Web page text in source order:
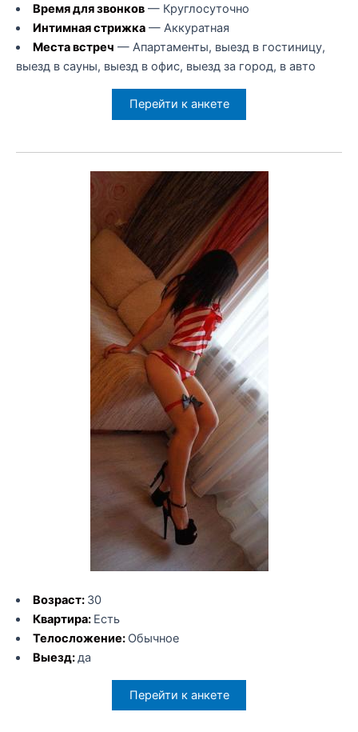
Время для звонков— Круглосуточно
Интимная стрижка— Аккуратная
Места встреч — Апартаменты, выезд в гостиницу,
выезд в сауны, выезд в офис, выезд за город, в авто
Перейти к анкете
Возраст: 30
Квартира: Есть
Телосложение: Обычное
Выезд:да
Перейти к анкете